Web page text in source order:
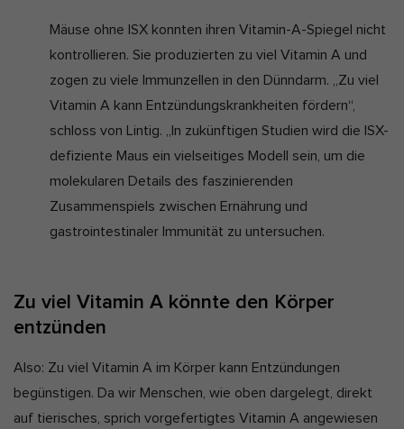
Mäuse ohne ISX konnten ihren Vitamin-A-Spiegel nicht
kontrollieren. Sie produzierten zu viel Vitamin A und
zogen zu viele Immunzellen in den Dünndarm. „Zu viel
Vitamin A kann Entzündungskrankheiten fördern“,
schloss von Lintig. „In zukünftigen Studien wird die ISX-
defiziente Maus ein vielseitiges Modell sein, um die
molekularen Details des faszinierenden
Zusammenspiels zwischen Ernährung und
gastrointestinaler Immunität zu untersuchen.
Zu viel Vitamin A könnte den Körper
entzünden
Also: Zu viel Vitamin A im Körper kann Entzündungen
begünstigen. Da wir Menschen, wie oben dargelegt, direkt
auf tierisches, sprich vorgefertigtes Vitamin A angewiesen